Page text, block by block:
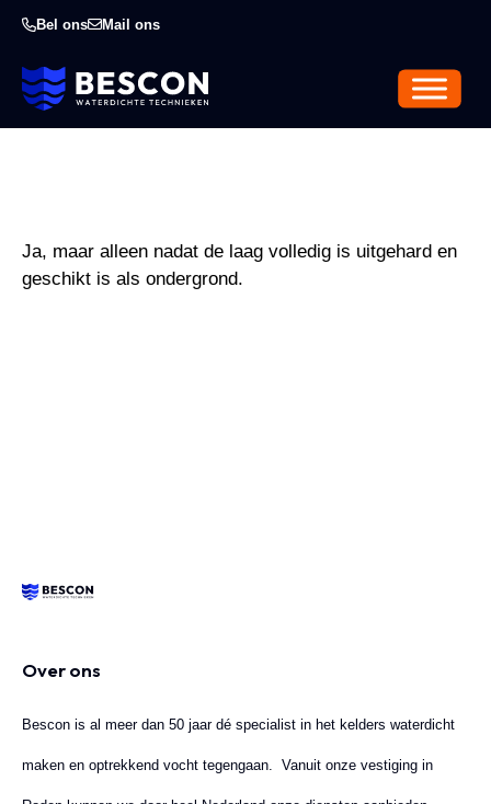
Bel ons Mail ons
Ja, maar alleen nadat de laag volledig is uitgehard en
geschikt is als ondergrond.
Over ons
Bescon is al meer dan 50 jaar dé specialist in het kelders waterdicht
maken en optrekkend vocht tegengaan. Vanuit onze vestiging in